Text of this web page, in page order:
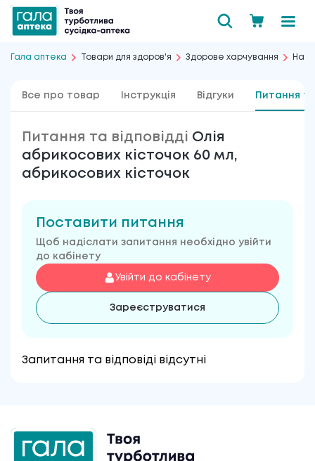
Гала аптека Товари для здоров'я Здорове харчування
Все про товар Інструкція Відгуки Питання та
Питання та відповідді Олія
абрикосових кісточок 60 мл,
абрикосових кісточок
Поставити питання
Щоб надіслати запитання необхідно увійти
до кабінету
Увійти до кабінету
Зареєструватися
Запитання та відповіді відсутні